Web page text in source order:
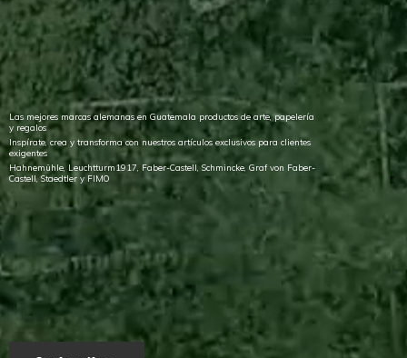
Las mejores marcas alemanas en Guatemala productos de arte, papelería
y regalos
Inspírate, crea y transforma con nuestros artículos exclusivos para clientes
exigentes
Hahnemühle, Leuchtturm1917, Faber-Castell, Schmincke, Graf von Faber-
Castell, Staedtler y FIMO